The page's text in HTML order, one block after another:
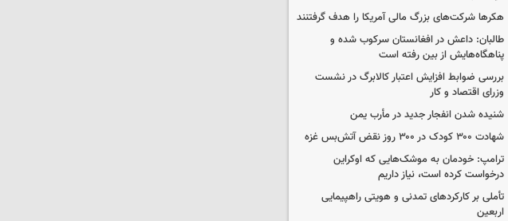
هکرها شرکت‌های بزرگ مالی آمریکا را هدف گرفتنند
طالبان: داعش در افغانستان سرکوب شده و
پناهگاه‌هایش از بین رفته است
بررسی ضوابط افزایش اعتبار کالابرگ در نشست
وزرای اقتصاد و کار
شنیده شدن انفجار جدید در مأرب یمن
شهادت ۳۰۰ کودک در ۳۰۰ روز نقض آتش‌بس غزه
ترامپ: خودمان به موشک‌هایی که اوکراین
درخواست کرده است، نیاز داریم
تأملی بر کارکردهای تمدنی و هویتی راهپیمایی
اربعین